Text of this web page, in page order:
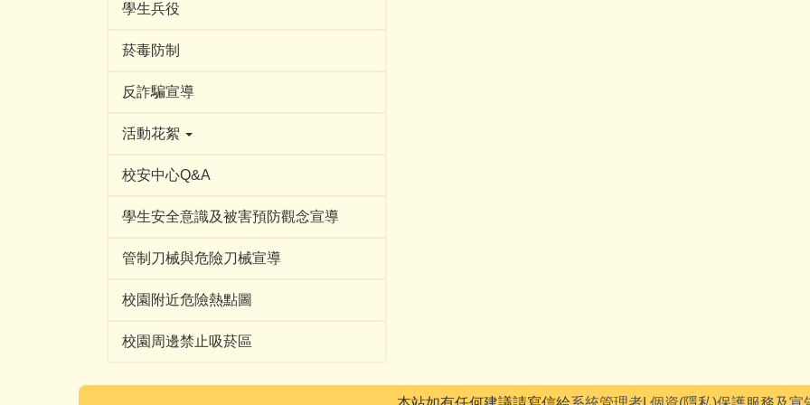
學生兵役
菸毒防制
反詐騙宣導
活動花絮
校安中心Q&A
學生安全意識及被害預防觀念宣導
管制刀械與危險刀械宣導
校園附近危險熱點圖
校園周邊禁止吸菸區